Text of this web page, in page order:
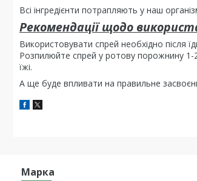
Всі інгредієнти потрапляють у наш
Рекомендації щодо
Використовувати спрей необхідно після
Розпилюйте спрей у ротову порожнину 1-
їжі.
А ще буде впливати на правильне
Марка